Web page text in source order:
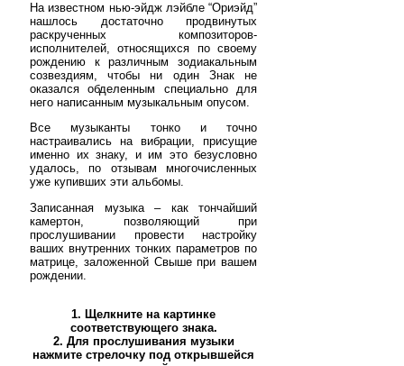
На известном нью-эйдж лэйбле “Ориэйд”
нашлось достаточно продвинутых
раскрученных композиторов-
исполнителей, относящихся по своему
рождению к различным зодиакальным
созвездиям, чтобы ни один Знак не
оказался обделенным специально для
него написанным музыкальным опусом.
Все музыканты тонко и точно
настраивались на вибрации, присущие
именно их знаку, и им это безусловно
удалось, по отзывам многочисленных
уже купивших эти альбомы.
Записанная музыка – как тончайший
камертон, позволяющий при
прослушивании провести настройку
ваших внутренних тонких параметров по
матрице, заложенной Свыше при вашем
рождении.
1. Щелкните на картинке
соответствующего знака.
2. Для прослушивания музыки
нажмите стрелочку под открывшейся